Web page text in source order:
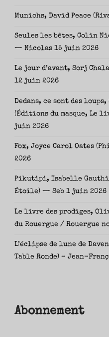
Munichs, David Peace
Seules les bêtes, Colin
— Nicolas 15 juin 2026
Le jour d’avant, Sorj
12 juin 2026
Dedans, ce sont des
(Éditions du masque, Le
juin 2026
Fox, Joyce Carol Oates
2026
Pikutipi, Isabelle
Étoile) — Seb 1 juin 2026
Le livre des prodiges,
du Rouergue / Rouergue
L’éclipse de lune de
Table Ronde) – Jean-
Abonnement